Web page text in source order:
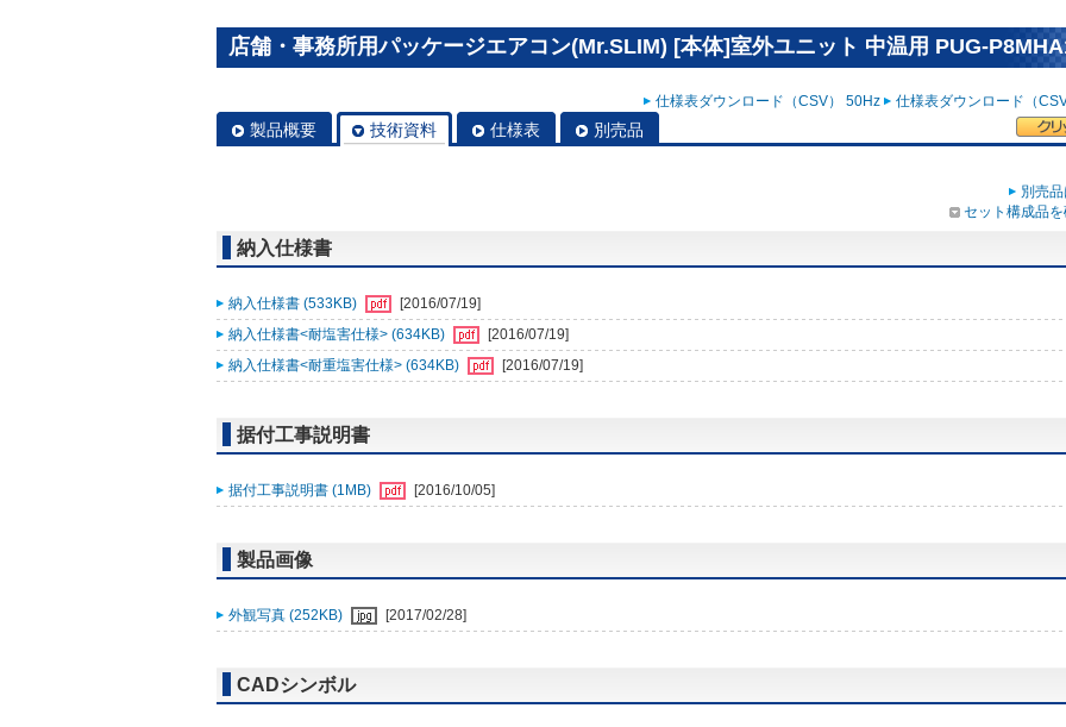
店舗・事務所用パッケージエアコン(Mr.SLIM) [本体]室外ユニット 中温用 PUG-
仕様表ダウンロード（CSV） 50Hz 仕様表ダウンロード（
製品概要 技術資料 仕様表 別売品
別売
セット構成品
納入仕様書
納入仕様書 (533KB)
[2016/07/19]
納入仕様書<耐塩害仕様> (634KB)
[2016/07/19]
納入仕様書<耐重塩害仕様> (634KB)
[2016/07/19]
据付工事説明書
据付工事説明書 (1MB) [2016/10/05]
製品画像
外観写真 (252KB) [2017/02/28]
CADシンボル